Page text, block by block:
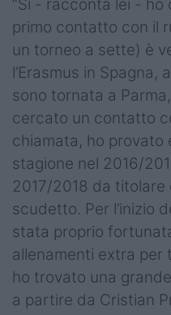
“Sì - racconta lei - ho
primo contatto con il
un torneo a sette) è
l’Erasmus in Spagna,
sono tornata a
cercato un contatto
chiamata, ho provato
stagione nel 2016/
2017/2018 da titolare
scudetto. Per l’inizio
stata proprio
allenamenti extra
ho trovato una
a partire da Cristian